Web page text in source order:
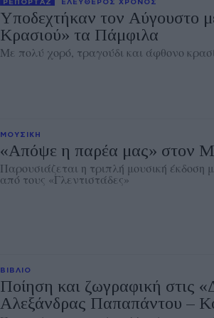
Υποδεχτήκαν τον Αύγουστο
Κρασιού» τα Πάμφιλα
Με πολύ χορό, τραγούδι και άφθονο
ΜΟΥΣΙΚΗ
«Απόψε η παρέα μας» στον
Παρουσιάζεται η τριπλή μουσική έκδοση
από τους «Γλεντιστάδες»
ΒΙΒΛΙΟ
Ποίηση και ζωγραφική στις
Αλεξάνδρας Παπαπάντου –